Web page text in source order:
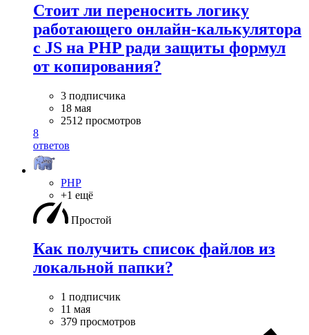
Стоит ли переносить логику
работающего онлайн-калькулятора
с JS на PHP ради защиты формул
от копирования?
3 подписчика
18 мая
2512 просмотров
8
ответов
PHP
+1 ещё
Простой
Как получить список файлов из
локальной папки?
1 подписчик
11 мая
379 просмотров